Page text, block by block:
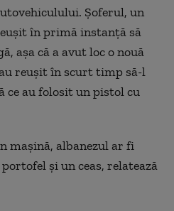
Șoferul, un
în primă instanță să
așa că a avut loc o nouă
reușit în scurt timp să-l
ce au folosit un pistol cu
mașină, albanezul ar fi
și un ceas, relatează